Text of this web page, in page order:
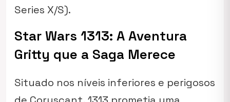
Series X/S).
Star Wars 1313: A Aventura
Gritty que a Saga Merece
Situado nos níveis inferiores e perigosos